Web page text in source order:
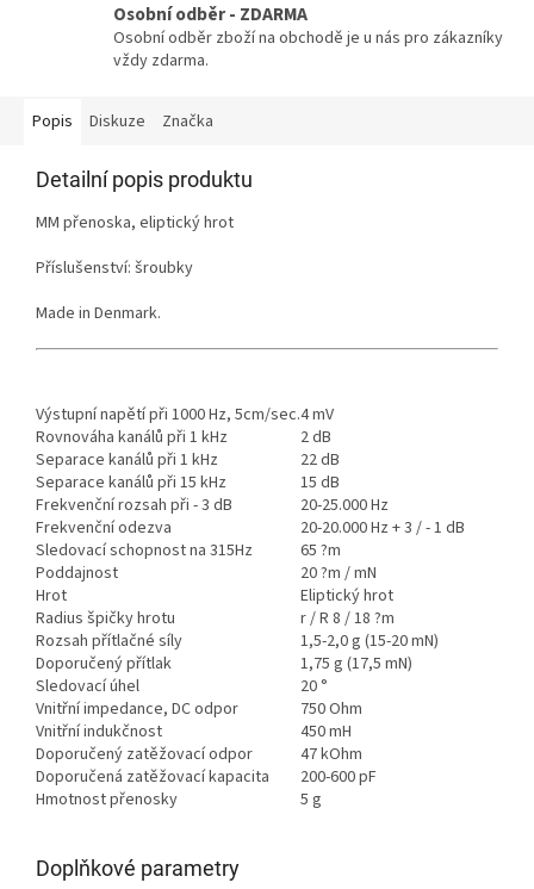
Osobní odběr - ZDARMA
Osobní odběr zboží na obchodě je u nás pro zákazníky
vždy zdarma.
Popis Diskuze Značka
Detailní popis produktu
MM přenoska, eliptický hrot
Příslušenství: šroubky
Made in Denmark.
Výstupní napětí při 1000 Hz, 5cm/sec.4 mV
Rovnováha kanálů při 1 kHz
2 dB
Separace kanálů při 1 kHz
22 dB
Separace kanálů při 15 kHz
15 dB
Frekvenční rozsah při - 3 dB
20-25.000 Hz
Frekvenční odezva
20-20.000 Hz + 3 / - 1 dB
Sledovací schopnost na 315Hz
65 ?m
Poddajnost
20 ?m / mN
Hrot
Eliptický hrot
Radius špičky hrotu
r / R 8 / 18 ?m
Rozsah přítlačné síly
1,5-2,0 g (15-20 mN)
Doporučený přítlak
1,75 g (17,5 mN)
Sledovací úhel
20 °
Vnitřní impedance, DC odpor
750 Ohm
Vnitřní indukčnost
450 mH
Doporučený zatěžovací odpor
47 kOhm
Doporučená zatěžovací kapacita
200-600 pF
Hmotnost přenosky
5 g
Doplňkové parametry